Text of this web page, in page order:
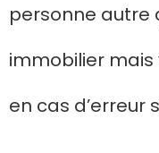
personne autre
immobilier mais
en cas d’erreur